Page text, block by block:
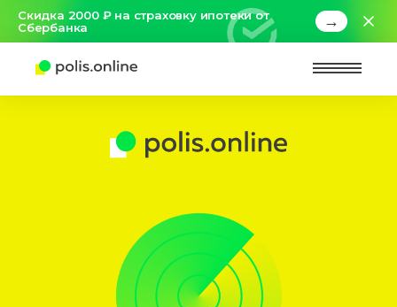
Скидка 2000 ₽ на страховку ипотеки от
Сбербанка
→